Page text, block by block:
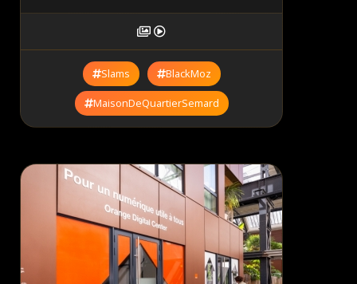
Slams BlackMoz
MaisonDeQuartierSemard